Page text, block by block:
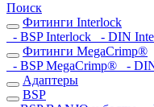
Поиск
Фитинги Interlock
- BSP Interlock
- DIN
Фитинги MegaCrimp®
- BSP MegaCrimp®
-
Адаптеры
BSP